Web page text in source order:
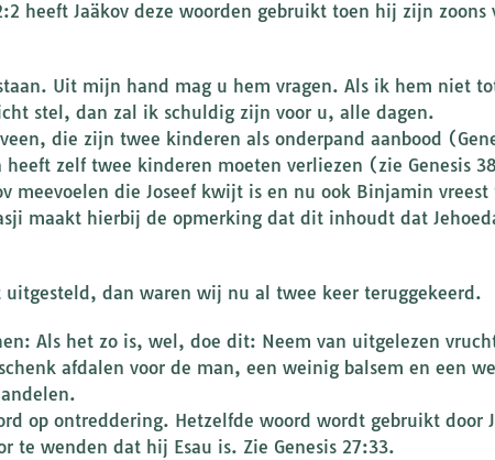
heeft Jaäkov deze woorden gebruikt toen hij zijn zoons
Uit mijn hand mag u hem vragen. Als ik hem niet
stel, dan zal ik schuldig zijn voor u, alle dagen.
die zijn twee kinderen als onderpand aanbood
heeft zelf twee kinderen moeten verliezen (zie Genesis
meevoelen die Joseef kwijt is en nu ook Binjamin
maakt hierbij de opmerking dat dit inhoudt dat
dan waren wij nu al twee keer teruggekeerd.
Als het zo is, wel, doe dit: Neem van uitgelezen
afdalen voor de man, een weinig balsem en een
op ontreddering. Hetzelfde woord wordt gebruikt door
te wenden dat hij Esau is. Zie Genesis 27:33.